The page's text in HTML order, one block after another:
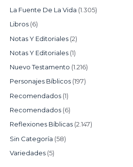
La Fuente De La Vida (1.305)
Libros (6)
Notas Y Editoriales (2)
Notas Y Editoriales (1)
Nuevo Testamento (1.216)
Personajes Bíblicos (197)
Recomendados (1)
Recomendados (6)
Reflexiones Bíblicas (2.147)
Sin Categoría (58)
Variedades (5)